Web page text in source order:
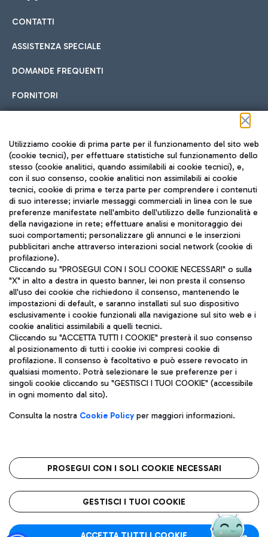
Cucina Internazionale
Fast Food
Pizza
Gelateria
Wine Bar & Sparkling
Hotel in aeroporto
Scegli l'alloggio più adatto e approfitta della vicinanza
all'aeroporto.
Car sharing
Con il Car Sharing è ancora più facile spostarsi
Treno
Raggiungi velocemente l'aeroporto di Fiumicino da Roma
tramite i servizi ferroviari Trenitalia.
Autobus
Scopri le linee di autobus per raggiungere l'aeroporto
Leonardo Da Vinci.
Raggiungi l’aeroporto senza pensieri con il servizio di taxi a
Ristoranti
Scopri la nostra offerta per una pausa gustosa in aeroporto
Mappa Aeroporto Fiumicino
CONTATTI
ASSISTENZA SPECIALE
DOMANDE FREQUENTI
FORNITORI
Seguici sui social
TRAVEL JOURNAL
ITA
Aeroporti di Roma S.p.A. - Società soggetta a direzione e
coordinamento di Mundys S.p.A.
Codice fiscale e Registro delle Imprese di Roma 13032990155 P.
IVA 06572251004
Capitale sociale 62.224.743,00 int. vers.
Sede legale: Via Pier Paolo Racchetti 1 - 00054 Fiumicino (RM)
telefono +39 06 65951
Privacy policy
Note legali
Roma FCO
L'aeroporto stellato
Utilizziamo cookie di prima parte per il funzionamento del sito web
(cookie tecnici), per effettuare statistiche sul funzionamento dello
stesso (cookie analitici, quando assimilabili ai cookie tecnici), e,
con il suo consenso, cookie analitici non assimilabili ai cookie
tecnici, cookie di prima e terza parte per comprendere i contenuti
di suo interesse; inviarle messaggi commerciali in linea con le sue
preferenze manifestate nell'ambito dell'utilizzo delle funzionalità e
della navigazione in rete; effettuare analisi e monitoraggio dei
suoi comportamenti; personalizzare gli annunci e le inserzioni
pubblicitari anche attraverso interazioni social network (cookie di
profilazione).
Cliccando su "PROSEGUI CON I SOLI COOKIE NECESSARI" o sulla
"X" in alto a destra in questo banner, lei non presta il consenso
all'uso dei cookie che richiedono il consenso, mantenendo le
impostazioni di default, e saranno installati sul suo dispositivo
esclusivamente i cookie funzionali alla navigazione sul sito web e i
cookie analitici assimilabili a quelli tecnici.
Cliccando su "ACCETTA TUTTI I COOKIE" presterà il suo consenso
al posizionamento di tutti i cookie ivi compresi cookie di
profilazione. Il consenso è facoltativo e può essere revocato in
qualsiasi momento. Potrà selezionare le sue preferenze per i
singoli cookie cliccando su "GESTISCI I TUOI COOKIE" (accessibile
in ogni momento dal sito).
Consulta la nostra Cookie Policyper maggiori informazioni.
PROSEGUI CON I SOLI COOKIE NECESSARI
GESTISCI I TUOI COOKIE